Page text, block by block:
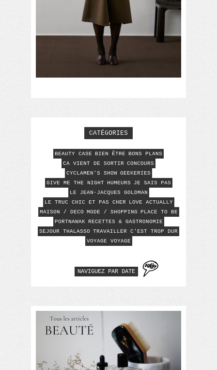
CATÉGORIES
BEAUTY CASE BIEN ÊTRE BONS PLANS
CA VIENT DE SORTIR CONCOURS
CYCLAMEN'S SHOW GEEKERIES
GIVE ME THE NIGHT HUMEURS
JE SAIS PAS
LE JEAN-JACQUES GOLDMAN
LE TRUC CHIC ET PAS CHER
LOVE ACTUALLY
MAISON / DECO MODE / SHOPPING PLACE TO BE
PORTNAWAK RECETTES & GASTRONOMIE
SEJOUR THALASSO TRAVAILLER C'EST TROP DUR
VOYAGE VOYAGE
NAVIGUEZ PAR DATE